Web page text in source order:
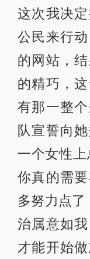
这次我决
公民来行
的网站，
的精巧，
有那一整
队宣誓向
一个女性上
你真的需
多努力点了
治属意如
才能开始